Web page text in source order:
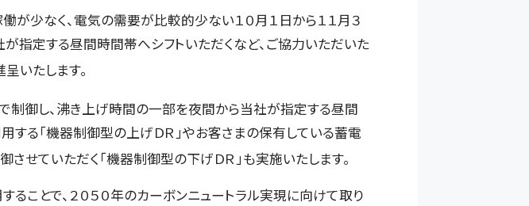
少なく、電気の需要が比較的少ない１０月１日から１１月３
指定する昼間時間帯へシフトいただくなど、ご協力いただいた
呈いたします。
制御し、沸き上げ時間の一部を夜間から当社が指定する昼間
る「機器制御型の上げＤＲ」やお客さまの保有している蓄電
せていただく「機器制御型の下げＤＲ」も実施いたします。
ことで、２０５０年のカーボンニュートラル実現に向けて取り